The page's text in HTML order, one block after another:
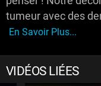
tumeur avec des
En Savoir Plus...
VIDÉOS LIÉES